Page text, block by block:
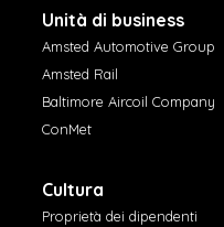
Unità di business
Amsted Automotive Group
Amsted Rail
Baltimore Aircoil Company
ConMet
Cultura
Proprietà dei dipendenti